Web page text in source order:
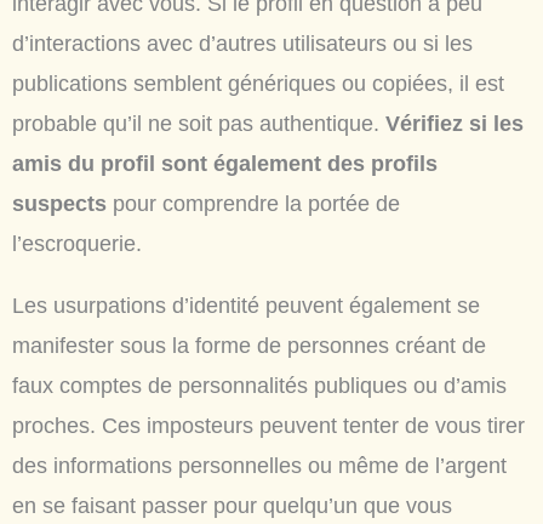
d’interactions avec d’autres utilisateurs ou si les
publications semblent génériques ou copiées, il est
probable qu’il ne soit pas authentique. Vérifiez si les
amis du profil sont également des profils
suspects pour comprendre la portée de
l’escroquerie.
Les usurpations d’identité peuvent également se
manifester sous la forme de personnes créant de
faux comptes de personnalités publiques ou d’amis
proches. Ces imposteurs peuvent tenter de vous tirer
des informations personnelles ou même de l’argent
en se faisant passer pour quelqu’un que vous